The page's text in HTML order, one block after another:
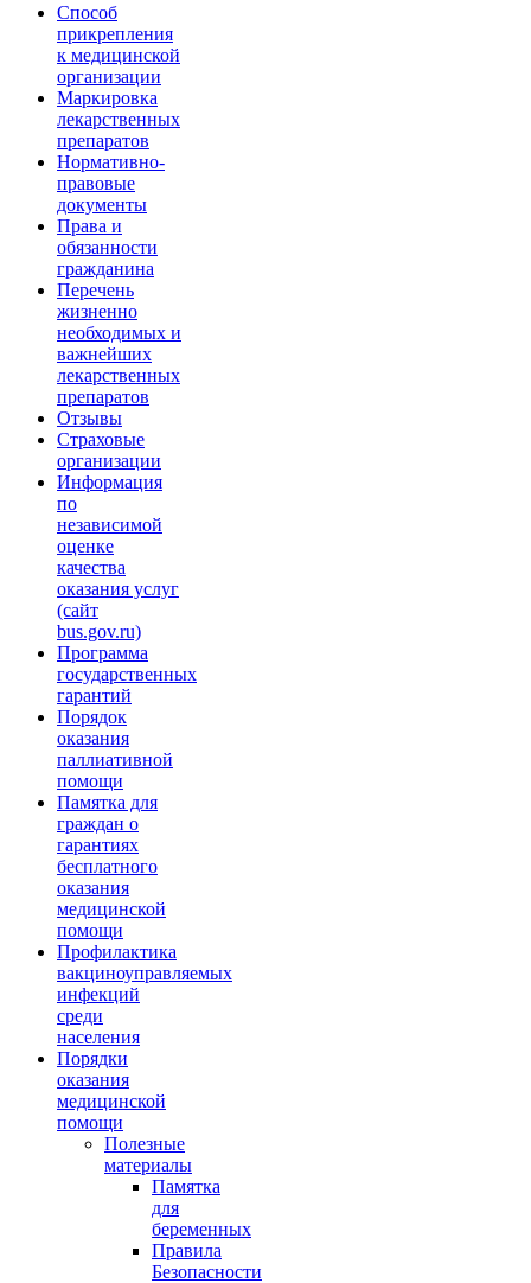
Способ
прикрепления
к медицинской
организации
Маркировка
лекарственных
препаратов
Нормативно-
правовые
документы
Права и
обязанности
гражданина
Перечень
жизненно
необходимых и
важнейших
лекарственных
препаратов
Отзывы
Страховые
организации
Информация
по
независимой
оценке
качества
оказания услуг
(сайт
bus.gov.ru)
Программа
государственных
гарантий
Порядок
оказания
паллиативной
помощи
Памятка для
граждан о
гарантиях
бесплатного
оказания
медицинской
помощи
Профилактика
вакциноуправляемых
инфекций
среди
населения
Порядки
оказания
медицинской
помощи
Полезные
материалы
Памятка
для
беременных
Правила
Безопасности